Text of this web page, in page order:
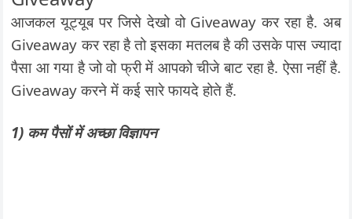
आजकल यूट्यूब पर जिसे देखो वो Giveaway कर रहा है. अब
Giveaway कर रहा है तो इसका मतलब है की उसके पास ज्यादा
पैसा आ गया है जो वो फ्री में आपको चीजे बाट रहा है. ऐसा नहीं है.
Giveaway करने में कई सारे फायदे होते हैं.
1) कम पैसों में अच्छा विज्ञापन